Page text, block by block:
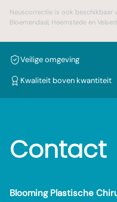
Neuscorrectie is ook beschikbaar
Bloemendaal Heemstede en
Veilige omgeving
Kwaliteit boven kwantiteit
Contact
Blooming Plastische